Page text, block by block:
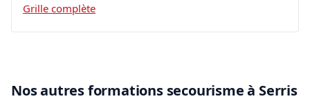
Grille complète
Nos autres formations secourisme à Serris